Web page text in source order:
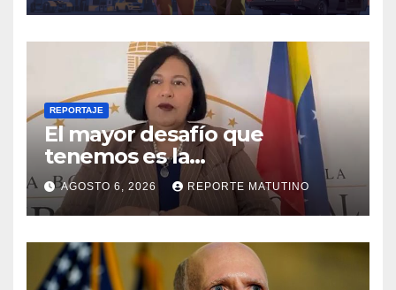
REPORTAJE
El mayor desafío que
tenemos es la
reinstitucionalización
AGOSTO 6, 2026 REPORTE MATUTINO